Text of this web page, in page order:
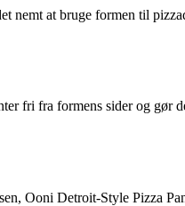
nemt at bruge formen til
fri fra formens sider og gør
Ooni Detroit-Style Pizza